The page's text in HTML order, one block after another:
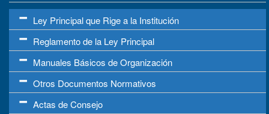
Ley Principal que Rige a la Institución
Reglamento de la Ley Principal
Manuales Básicos de Organización
Otros Documentos Normativos
Actas de Consejo